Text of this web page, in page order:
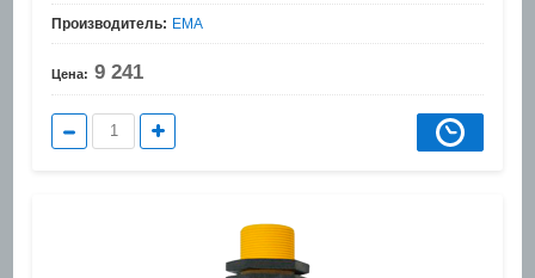
Производитель: EMA
Цена: 9 241